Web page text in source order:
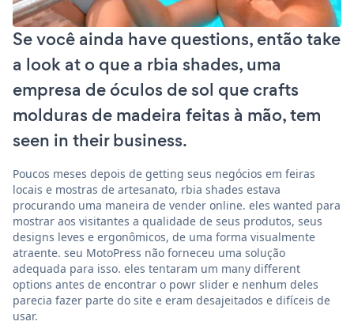
Se você ainda have questions, então take
a look at o que a rbia shades, uma
empresa de óculos de sol que crafts
molduras de madeira feitas à mão, tem
seen in their business.
Poucos meses depois de getting seus negócios em feiras
locais e mostras de artesanato, rbia shades estava
procurando uma maneira de vender online. eles wanted para
mostrar aos visitantes a qualidade de seus produtos, seus
designs leves e ergonômicos, de uma forma visualmente
atraente. seu MotoPress não forneceu uma solução
adequada para isso. eles tentaram um many different
options antes de encontrar o powr slider e nenhum deles
parecia fazer parte do site e eram desajeitados e difíceis de
usar.